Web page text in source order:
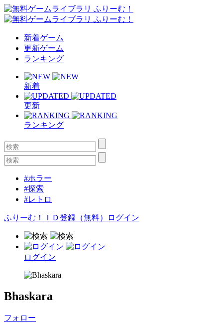
新着ゲーム
更新ゲーム
ランキング
新着
更新
ランキング
#ホラー
#探索
#レトロ
ふりーむ！ＩＤ登録（無料） ログイン
ログイン
Bhaskara
フォロー